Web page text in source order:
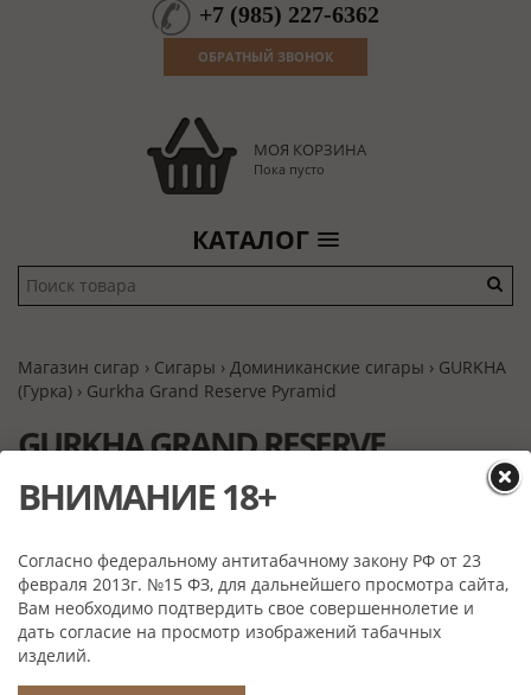
+7 (985) 227-6362
ОБРАТНЫЙ ЗВОНОК
МОЯ КОРЗИНА
Пока пусто
КАТАЛОГ
Магазин сигар › Сигары › Доминиканские сигары › GURKHA
(Гурка) › Gurkha Grand Reserve Pyramid
GURKHA GRAND RESERVE
PYRAMID
ВНИМАНИЕ 18+
Согласно федеральному антитабачному закону РФ от 23
февраля 2013г. №15 ФЗ, для дальнейшего просмотра сайта,
Вам необходимо подтвердить свое совершеннолетие и
дать согласие на просмотр изображений табачных
изделий.